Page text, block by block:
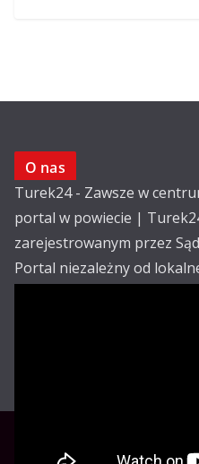
O nas
Turek24 - Zawsze w
portal w powiecie |
zarejestrowanym przez
Portal niezależny od